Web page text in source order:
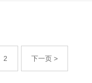
2 下一页 >